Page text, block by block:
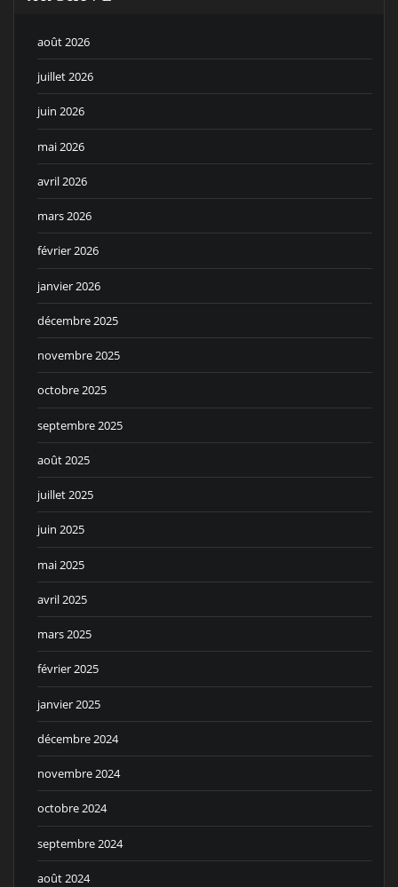
août 2026
juillet 2026
juin 2026
mai 2026
avril 2026
mars 2026
février 2026
janvier 2026
décembre 2025
novembre 2025
octobre 2025
septembre 2025
août 2025
juillet 2025
juin 2025
mai 2025
avril 2025
mars 2025
février 2025
janvier 2025
décembre 2024
novembre 2024
octobre 2024
septembre 2024
août 2024